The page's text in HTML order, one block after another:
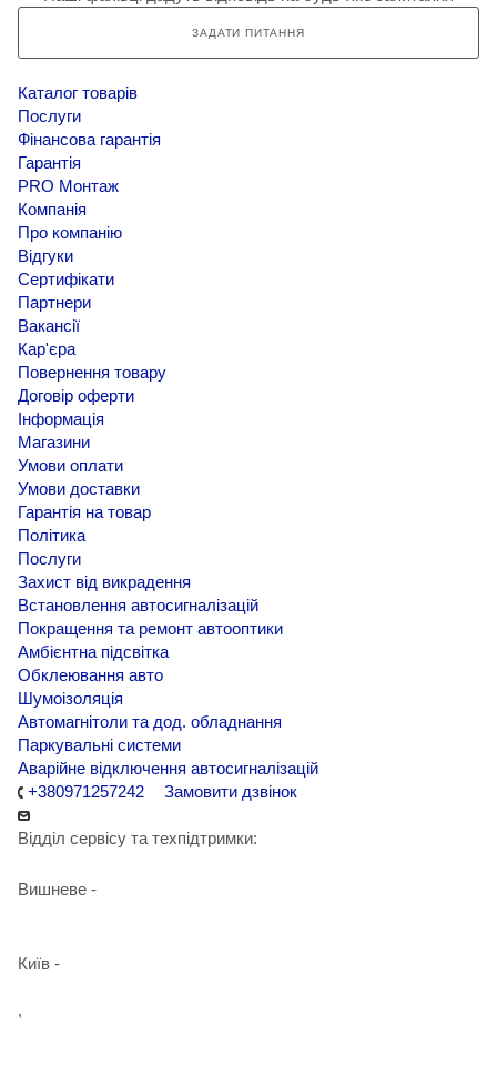
ЗАДАТИ ПИТАННЯ
Каталог товарів
Послуги
Фінансова гарантія
Гарантія
PRO Монтаж
Компанія
Про компанію
Відгуки
Сертифікати
Партнери
Вакансії
Кар'єра
Повернення товару
Договір оферти
Інформація
Магазини
Умови оплати
Умови доставки
Гарантія на товар
Політика
Послуги
Захист від викрадення
Встановлення автосигналізацій
Покращення та ремонт автооптики
Амбієнтна підсвітка
Обклеювання авто
Шумоізоляція
Автомагнітоли та дод. обладнання
Паркувальні системи
Аварійне відключення автосигналізацій
+380971257242
Замовити дзвінок
Відділ сервісу та техпідтримки:
Вишневе -
Київ -
,